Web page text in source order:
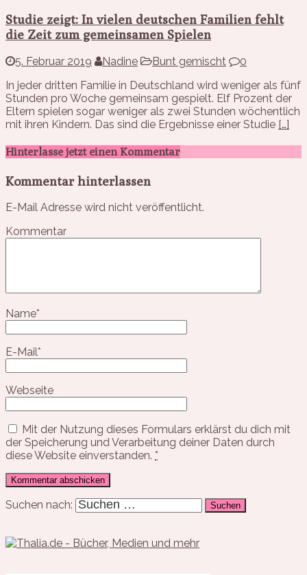
Studie zeigt: In vielen deutschen Familien fehlt
die Zeit zum gemeinsamen Spielen
5. Februar 2019 Nadine Bunt gemischt
0
In jeder dritten Familie in Deutschland wird weniger als fünf
Stunden pro Woche gemeinsam gespielt. Elf Prozent der
Eltern spielen sogar weniger als zwei Stunden wöchentlich
mit ihren Kindern. Das sind die Ergebnisse einer Studie […]
Hinterlasse jetzt einen Kommentar
Kommentar hinterlassen
E-Mail Adresse wird nicht veröffentlicht.
Kommentar
Name*
E-Mail*
Webseite
Mit der Nutzung dieses Formulars erklärst du dich mit
der Speicherung und Verarbeitung deiner Daten durch
diese Website einverstanden. *
Suchen nach: